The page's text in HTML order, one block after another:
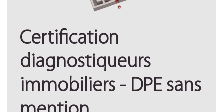
Certification
diagnostiqueurs
immobiliers - DPE sans